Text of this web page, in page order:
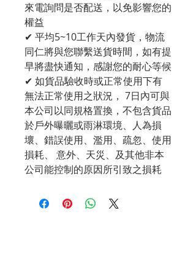
來電詢問是否配送，以免影響您的
權益
✔ 平均5~10工作天內發貨，物流
同仁將與您聯繫送貨時間，如有提
早將盡快通知，感謝您的耐心等候
✔ 如貨品驗收時或正常使用下有
無法正常使用之狀況， 7日內可與
本公司以同規格置換，不包含貨品
於戶外曝曬或雨淋環境、人為損
壞、錯誤使用、濫用、疏忽、使用
損耗、 意外、天災、及其他非本
公司能控制的原因所引致之損耗